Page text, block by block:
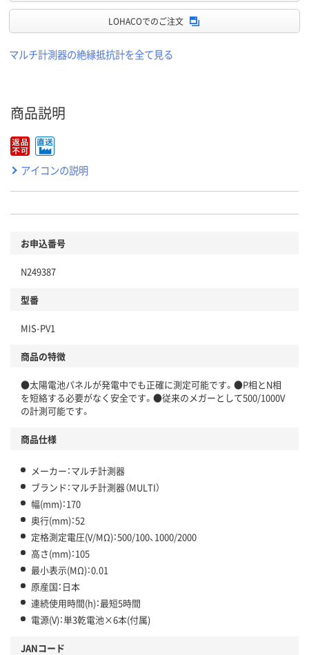
LOHACOでのご注文
マルチ計測器の絶縁抵抗計を全て見る
商品説明
アイコンの説明
お申込番号
N249387
型番
MIS-PV1
商品の特徴
●太陽電池パネルが発電中でも正確に測定可能です。●P相とN相
を短絡する必要がなく安全です。●従来のメガーとして500/1000V
の計測可能です。
商品仕様
メーカー：マルチ計測器
ブランド：マルチ計測器（MULTI）
幅(mm)：170
奥行(mm)：52
定格測定電圧(V/MΩ)：500/100、1000/2000
高さ(mm)：105
最小表示(MΩ)：0.01
原産国：日本
連続使用時間(h)：最短5時間
電源(V)：単3乾電池×6本(付属)
JANコード